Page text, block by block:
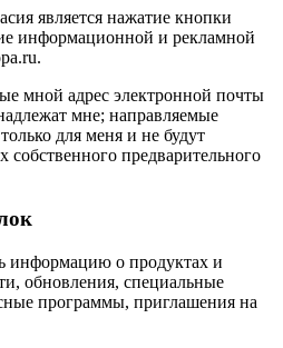
является нажатие кнопки
информационной и рекламной
мной адрес электронной почты
мне; направляемые
для меня и не будут
собственного предварительного
информацию о продуктах и
обновления, специальные
программы, приглашения на